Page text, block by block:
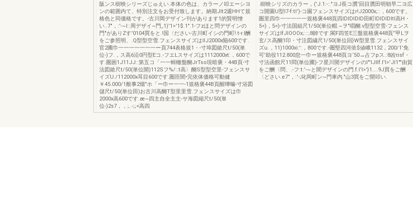
阪ンス樹映シリーズじゅえい.本体の色は、カラーノ叩エーシヨ
ンの範囲内て、特別注文をお受付致します。納期Jlt2週HHて規
格色と同価格です。-古川岡デザイン刊があります1的賢明憎
い..7"，:'-~l::周デザイ~門_1)'1>'1$.1".1-フzほと問デザインの
門"がありZす'0104買をと.!国〈ださい-古川町イシの門町!.t-r.I酬
をご参照明、.Q型型空雪.フェンスサイズはIIJ2000x陥600です.
官2圃巾一一一一一一一ー頁744表格規1・-寸埠図鎗尺t/50(単
位-)フ.，ス高6沿0円型Eコ.-フエLスサイズは1112000xt:，600で
す.圏困1J11JJ::第五コ「一一輯轍盤醐JrTso現暗褒・44B頁-寸
法図鎗尺t/50(単位開)112Sフ%/::t高〉醐S型型空里-フェンスサ
イズU./112000x耳目600です.圏匝聞•完依体価格可動健
￥45.000/1般事2畑"ホ「ー巾ー一一-1規格褒44B頁醒嘩噛-寸浴図
儲尺t/50(単位田)お古川高醐T型里里雪.フェンスサイズは巾
2000x高600です.æ~四主自全主主-サ海図縮尺t/50(単
位-)2s7，，;..-;;<高四
.樹映シリズのカラー，('J.1:-::"ヨJ長コ贋'回目贋田明朝早二ヨ広
コ開園U型I7-f:tl')-コ園フェンスサイズはr!J2000x;::，600です。
圏里四巾一一一一一規格褒448頁四IDIDIDID田町IDIDIDltl高H・
5<)，5<)-寸法国組尺1/50(単位帽.~ヲ"唱醐.v型型空雪-フェンス
サイズはIfJlOOOx;:::;8帥です.閣F四笠E三盤規格褒448頁'‘甲Lヲ
玄/ス高醐1印・寸注図繍尺1/50(単位回}W型里雪.フェンスサイ
ズu.，11)1000xi:':，800です.-圏堅四河依$値峨1132，200/1'免
可'助役112.800怠一巾ー規格褒448頁ヨ‘50→占フpス.:8凶τisf・
寸法函館尺11悶(単位圃)-フ星川開デザインのI"'lJllf.l'I>'Jl1""由貿
をご酬〈問、.-フ:t:'-~と聞デザインの門.f.I'I>'}1....9J買をご酬
〈どさい.e7"，:'-;叱岡町ン~門車内."山3買をご開叩い.